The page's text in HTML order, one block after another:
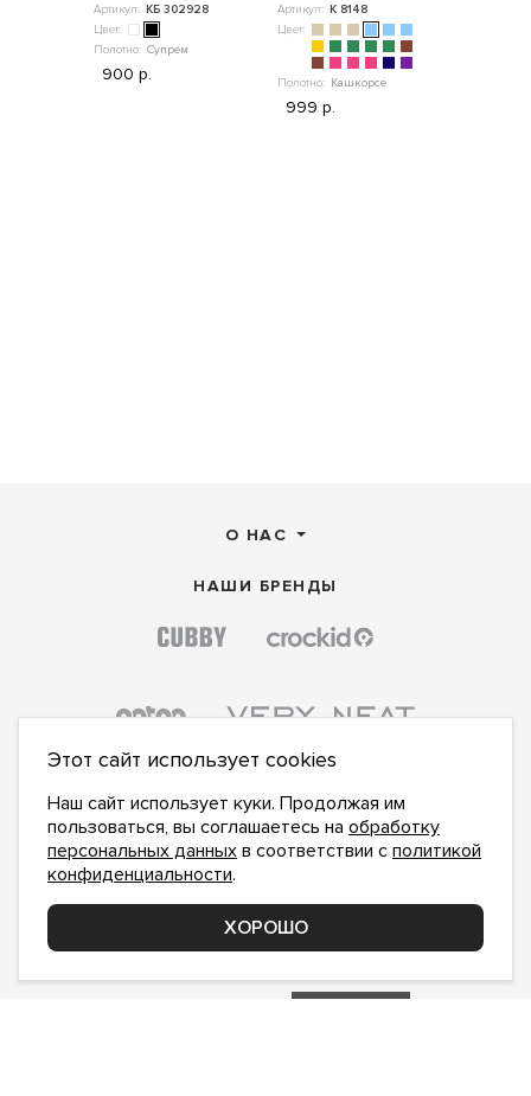
Артикул: КБ 302928
Цвет:
Полотно: Супрем
900 р.
Артикул: К 8148
Цвет:
Полотно: Кашкорсе
999 р.
О НАС
НАШИ БРЕНДЫ
ПОДПИСАТЬСЯ НА НОВОСТИ:
сполитикой конфиденциальностиознакомлен и
Этот сайт использует cookies
Наш сайт использует куки. Продолжая им
пользоваться, вы соглашаетесь на обработку
персональных данных в соответствии с политикой
конфиденциальности.
ХОРОШО